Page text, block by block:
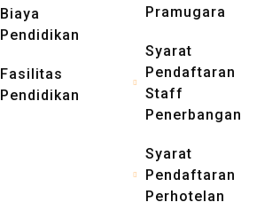
Biaya
Pendidikan
Fasilitas
Pendidikan
Pramugara
Syarat
Pendaftaran
Staff
Penerbangan
Syarat
Pendaftaran
Perhotelan